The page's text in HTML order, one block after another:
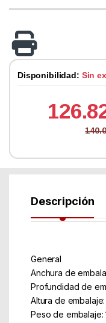
Disponibilidad: Sin
Descripción
General
Anchura de
Profundidad de
Altura de embalaje:
Peso de embalaje: